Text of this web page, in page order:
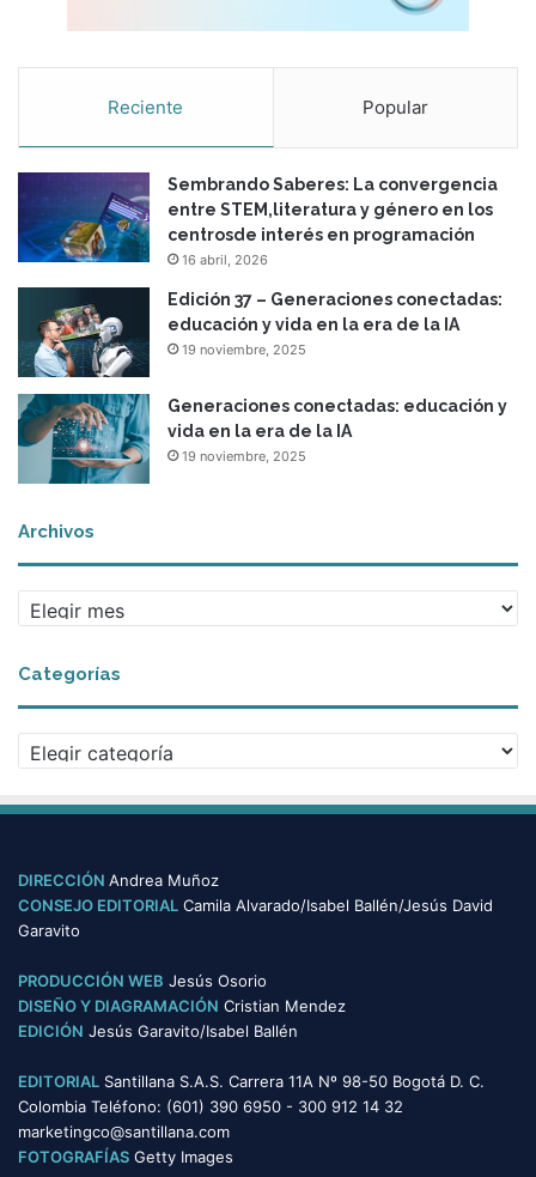
Reciente Popular
Sembrando Saberes: La convergencia
entre STEM,literatura y género en los
centrosde interés en programación
16 abril, 2026
Edición 37 – Generaciones conectadas:
educación y vida en la era de la IA
19 noviembre, 2025
Generaciones conectadas: educación y
vida en la era de la IA
19 noviembre, 2025
Archivos
r
h
i
Categorías
a
e
o
r
s
DIRECCIÓN Andrea Muñoz
CONSEJO EDITORIAL Camila Alvarado/Isabel Ballén/Jesús David
Garavito
PRODUCCIÓN WEB Jesús Osorio
DISEÑO Y DIAGRAMACIÓN Cristian Mendez
EDICIÓN Jesús Garavito/Isabel Ballén
EDITORIAL Santillana S.A.S. Carrera 11A Nº 98-50 Bogotá D. C.
Colombia Teléfono: (601) 390 6950 - 300 912 14 32
marketingco@santillana.com
FOTOGRAFÍAS Getty Images